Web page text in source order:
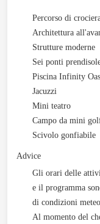
Percorso di
Architettura
Strutture moderne
Sei ponti
Piscina Infinity
Jacuzzi
Mini teatro
Campo da mini
Scivolo gonfiabile
Advice
Gli orari delle
e il programma
di condizioni
Al momento del